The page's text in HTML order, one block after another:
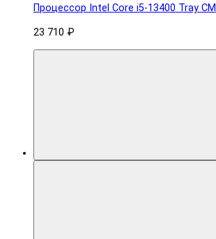
Процессор Intel Core i5-13400 Tray
23 710 ₽